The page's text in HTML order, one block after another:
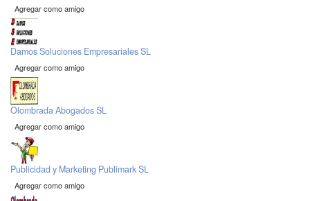
Agregar como amigo
Damos Soluciones Empresariales SL
Agregar como amigo
Olombrada Abogados SL
Agregar como amigo
Publicidad y Marketing Publimark SL
Agregar como amigo